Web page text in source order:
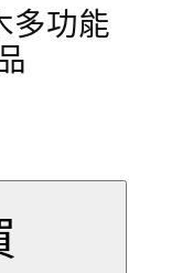
多功能